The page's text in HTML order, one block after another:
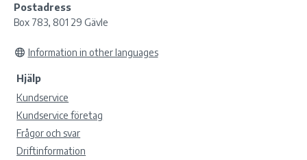
Postadress
Box 783, 801 29 Gävle
Information in other languages
Hjälp
Kundservice
Kundservice företag
Frågor och svar
Driftinformation